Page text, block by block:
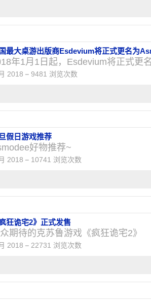
最大桌游出版商Esdevium将正式更名为
年1月1日起，Esdevium将正式更
2018 9481 浏览次数
假日游戏推荐
好物推荐~
2018 10741 浏览次数
疯狂诡宅2》正式发售
期待的克苏鲁游戏《疯狂诡宅2》
2018 22731 浏览次数